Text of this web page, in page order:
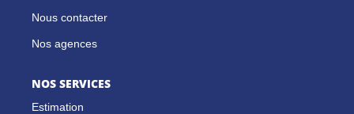
Nous contacter
Nos agences
NOS SERVICES
Estimation